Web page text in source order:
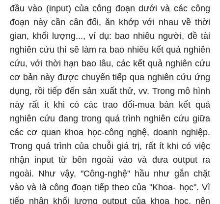
đầu vào (input) của công đoạn dưới và các công
đoạn này cần cân đối, ăn khớp với nhau về thời
gian, khối lượng..., ví dụ: bao nhiêu người, đề tài
nghiên cứu thì sẽ làm ra bao nhiêu kết quả nghiên
cứu, với thời hạn bao lâu, các kết quả nghiên cứu
cơ bản này được chuyển tiếp qua nghiên cứu ứng
dụng, rồi tiếp đến sản xuất thử, vv. Trong mô hình
này rất ít khi có các trao đổi-mua bán kết quả
nghiên cứu đang trong quá trình nghiên cứu giữa
các cơ quan khoa học-công nghệ, doanh nghiệp.
Trong quá trình của chuỗi giá trị, rất ít khi có việc
nhận input từ bên ngoài vào và đưa output ra
ngoài. Như vậy, "Công-nghệ" hầu như gắn chặt
vào và là công đoạn tiếp theo của "Khoa- học". Vì
tiếp nhận khối lượng output của khoa học, nên